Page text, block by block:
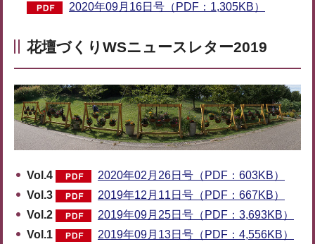
2020年09月16日号（PDF：1,305KB）
花壇づくりWSニュースレター2019
Vol.4
2020年02月26日号（PDF：603KB）
Vol.3
2019年12月11日号（PDF：667KB）
Vol.2
2019年09月25日号（PDF：3,693KB）
Vol.1
2019年09月13日号（PDF：4,556KB）